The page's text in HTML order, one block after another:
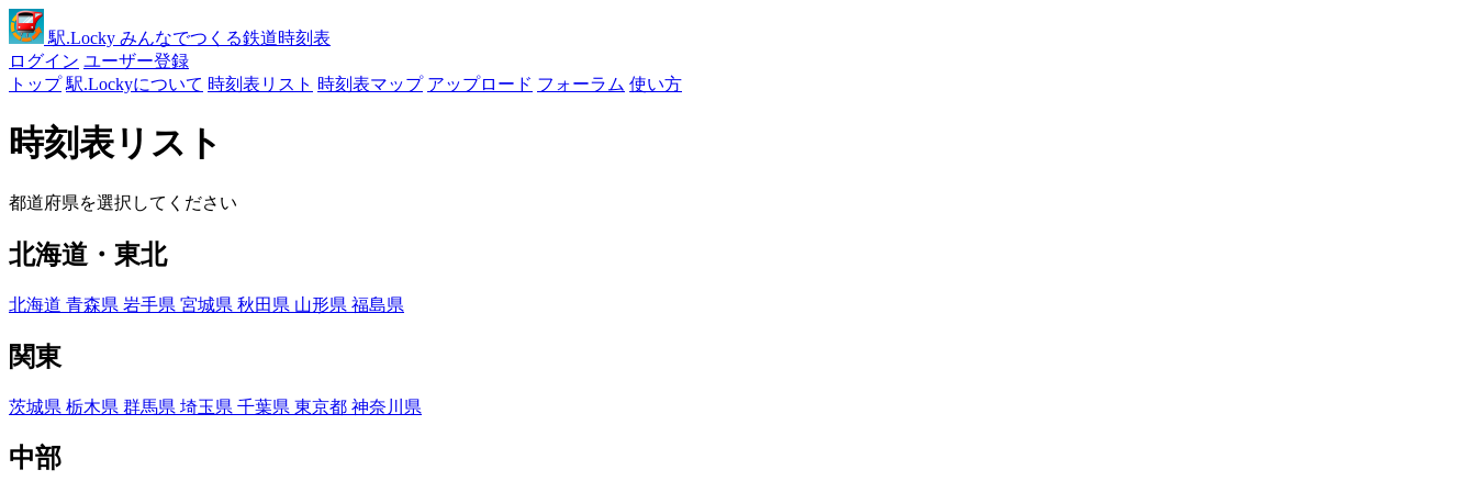
駅.Locky みんなでつくる鉄道時刻表
ログイン ユーザー登録
トップ 駅.Lockyについて 時刻表リスト 時刻表マップ アップロード フォーラム 使い方
時刻表リスト
都道府県を選択してください
北海道・東北
北海道 青森県 岩手県 宮城県 秋田県 山形県 福島県
関東
茨城県 栃木県 群馬県 埼玉県 千葉県 東京都 神奈川県
中部